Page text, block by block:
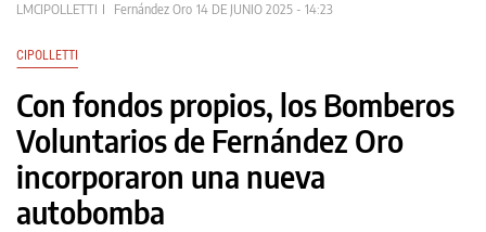
LMCIPOLLETTI Fernández Oro 14 DE JUNIO 2025 - 14:23
CIPOLLETTI
Con fondos propios, los Bomberos
Voluntarios de Fernández Oro
incorporaron una nueva
autobomba